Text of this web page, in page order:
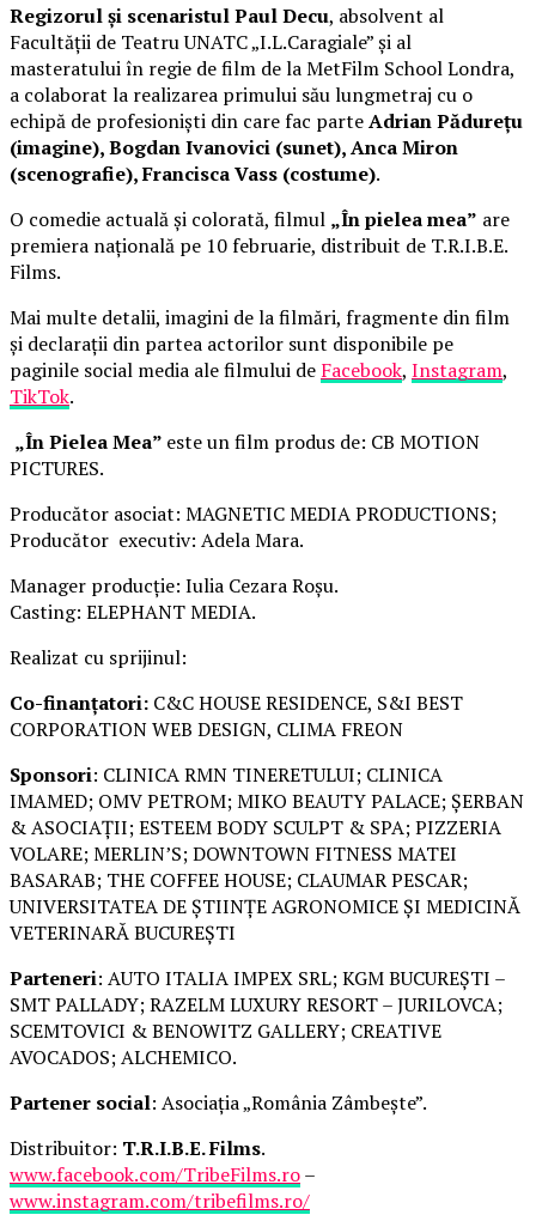
Regizorul și scenaristul Paul Decu, absolvent al
Facultății de Teatru UNATC „I.L.Caragiale” și al
masteratului în regie de film de la MetFilm School Londra,
a colaborat la realizarea primului său lungmetraj cu o
echipă de profesioniști din care fac parteAdrian Pădurețu
(imagine), Bogdan Ivanovici (sunet), Anca Miron
(scenografie), Francisca Vass (costume).
O comedie actuală și colorată, filmul „În pielea mea” are
premiera națională pe 10 februarie, distribuit de T.R.I.B.E.
Films.
Mai multe detalii, imagini de la filmări, fragmente din film
și declarații din partea actorilor sunt disponibile pe
paginile social media ale filmului de Facebook, Instagram,
TikTok.
„În Pielea Mea” este un film produs de: CB MOTION
PICTURES.
Producător asociat: MAGNETIC MEDIA PRODUCTIONS;
Producător executiv: Adela Mara.
Manager producție: Iulia Cezara Roșu.
Casting: ELEPHANT MEDIA.
Realizat cu sprijinul:
Co-finanțatori: C&C HOUSE RESIDENCE, S&I BEST
CORPORATION WEB DESIGN, CLIMA FREON
Sponsori: CLINICA RMN TINERETULUI; CLINICA
IMAMED; OMV PETROM; MIKO BEAUTY PALACE; ȘERBAN
& ASOCIAȚII; ESTEEM BODY SCULPT & SPA; PIZZERIA
VOLARE; MERLIN’S; DOWNTOWN FITNESS MATEI
BASARAB; THE COFFEE HOUSE; CLAUMAR PESCAR;
UNIVERSITATEA DE ȘTIINȚE AGRONOMICE ȘI MEDICINĂ
VETERINARĂ BUCUREȘTI
Parteneri: AUTO ITALIA IMPEX SRL; KGM BUCUREȘTI –
SMT PALLADY; RAZELM LUXURY RESORT – JURILOVCA;
SCEMTOVICI & BENOWITZ GALLERY; CREATIVE
AVOCADOS; ALCHEMICO.
Partener social: Asociația „România Zâmbește”.
Distribuitor: T.R.I.B.E. Films.
www.facebook.com/TribeFilms.ro–
www.instagram.com/tribefilms.ro/